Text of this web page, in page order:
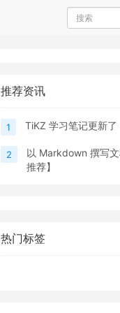
推荐资讯
1 TiKZ 学习笔记更新
2
以 Markdown 撰写
推荐】
热门标签